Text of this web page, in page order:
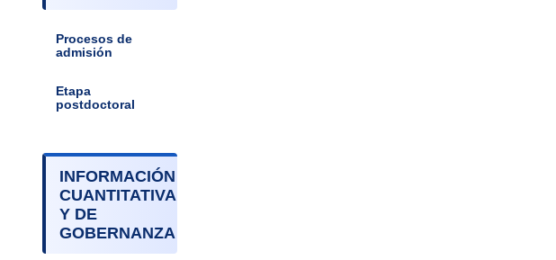
Procesos de
admisión
Etapa
postdoctoral
INFORMACIÓN
CUANTITATIVA
Y DE
GOBERNANZA